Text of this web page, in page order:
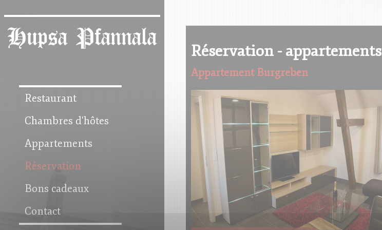
Hupsa Pfannala
Restaurant
Chambres d'hôtes
Appartements
Réservation
Bons cadeaux
Contact
Réservation - appartements
Appartement Burgreben